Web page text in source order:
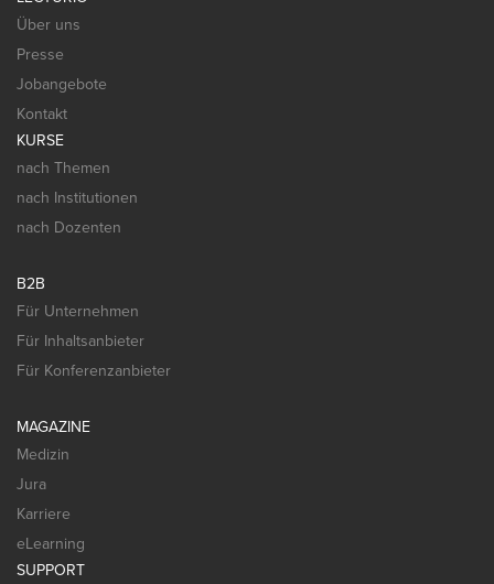
Über uns
Presse
Jobangebote
Kontakt
KURSE
nach Themen
nach Institutionen
nach Dozenten
B2B
Für Unternehmen
Für Inhaltsanbieter
Für Konferenzanbieter
MAGAZINE
Medizin
Jura
Karriere
eLearning
SUPPORT